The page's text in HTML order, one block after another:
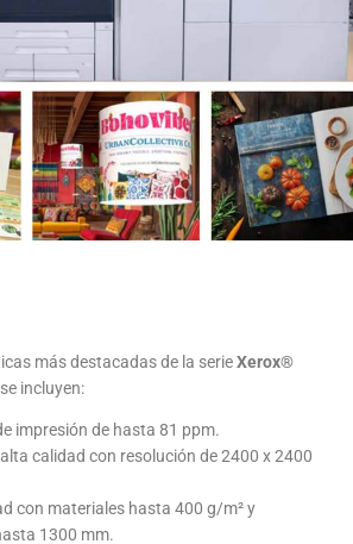
más destacadas de la serieXerox®
se incluyen:
impresión de hasta 81 ppm.
calidad con resolución de 2400 x 2400
con materiales hasta 400 g/m² y
1300 mm.